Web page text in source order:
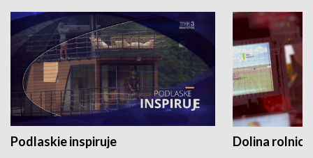
Podlaskie inspiruje Dolina